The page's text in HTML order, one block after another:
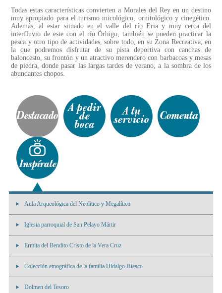
Todas estas características convierten a Morales del Rey en un destino
muy apropiado para el turismo micológico, ornitológico y cinegético.
Además, al estar situado en el valle del río Eria y muy cerca del
interfluvio de este con el río Órbigo, también se pueden practicar la
pesca y otro tipo de actividades, sobre todo, en su Zona Recreativa, en
la que podremos disfrutar de su pista deportiva con canchas de
baloncesto, su frontón y un atractivo merendero con barbacoas y mesas
de piedra, donde pasar las largas tardes de verano, a la sombra de los
abundantes chopos.
Aula Arqueológica del Neolítico y Megalítico
Iglesia parroquial de San Pelayo Mártir
Ermita del Bendito Cristo de la Vera Cruz
Colección etnográfica de la familia Hidalgo-Riesco
Dolmen del Tesoro